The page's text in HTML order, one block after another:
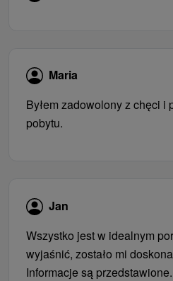
Maria
Byłem zadowolony z chęci i
pobytu.
Jan
Wszystko jest w idealnym
wyjaśnić, zostało mi
Informacje są